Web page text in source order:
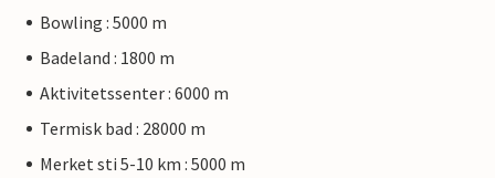
Bowling : 5000 m
Badeland : 1800 m
Aktivitetssenter : 6000 m
Termisk bad : 28000 m
Merket sti 5-10 km : 5000 m